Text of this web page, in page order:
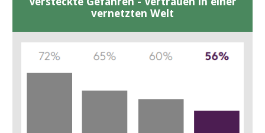
vernetzten Welt